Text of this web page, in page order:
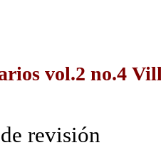
vol.2 no.4
revisión